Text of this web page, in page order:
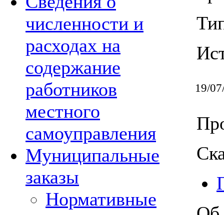
численности и
расходах на
содержание
работников
местного
самоуправления
Муниципальные
заказы
Нормативные
19/